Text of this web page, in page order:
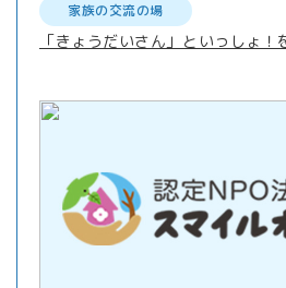
家族の交流の場
「きょうだいさん」といっしょ！